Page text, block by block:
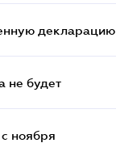
декларацию
не будет
ноября